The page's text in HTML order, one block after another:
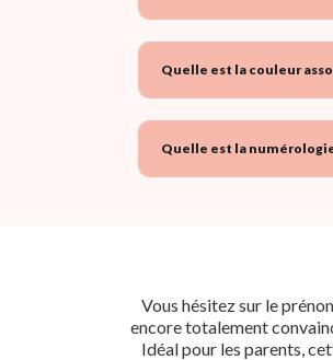
Quelle est la couleur
Quelle est la
Vous hésitez sur le
encore totalement
Idéal pour les parents,